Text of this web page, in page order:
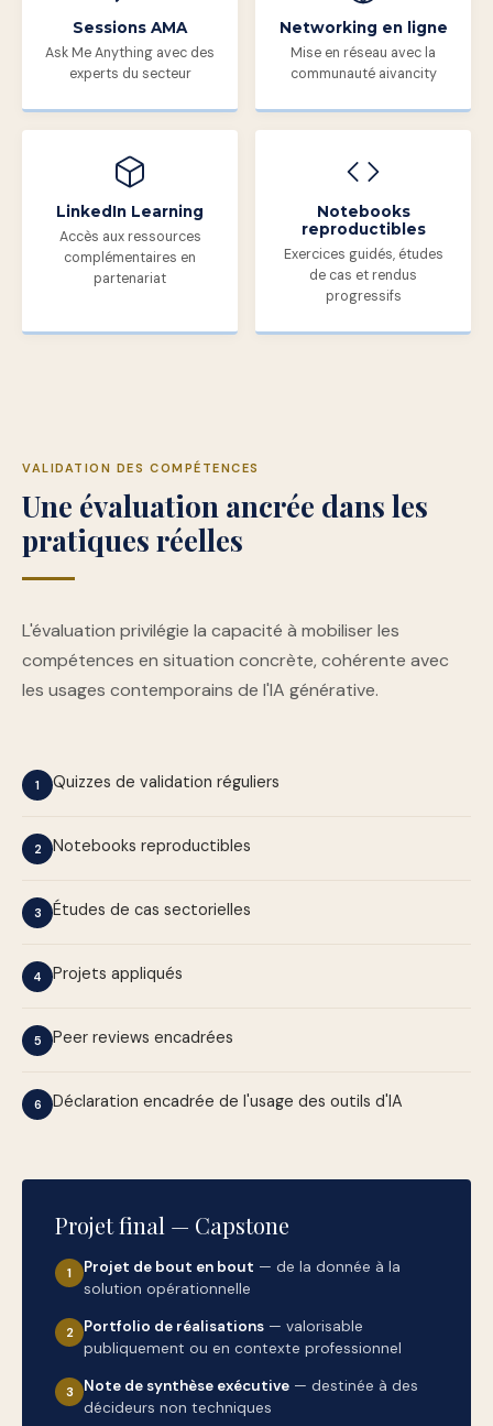
Sessions AMA
Ask Me Anything avec des
experts du secteur
Networking en ligne
Mise en réseau avec la
communauté aivancity
LinkedIn Learning
Accès aux ressources
complémentaires en
partenariat
Notebooks
reproductibles
Exercices guidés, études
de cas et rendus
progressifs
VALIDATION DES COMPÉTENCES
Une évaluation ancrée dans les
pratiques réelles
L'évaluation privilégie la capacité à mobiliser les
compétences en situation concrète, cohérente avec
les usages contemporains de l'IA générative.
1 Quizzes de validation réguliers
2 Notebooks reproductibles
3 Études de cas sectorielles
4 Projets appliqués
5 Peer reviews encadrées
6 Déclaration encadrée de l'usage des outils d'IA
Projet final — Capstone
1 Projet de bout en bout — de la donnée à la
solution opérationnelle
2 Portfolio de réalisations — valorisable
publiquement ou en contexte professionnel
3 Note de synthèse exécutive — destinée à des
décideurs non techniques